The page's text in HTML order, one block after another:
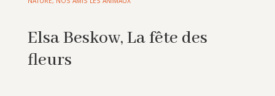
Elsa Beskow, La fête des
fleurs